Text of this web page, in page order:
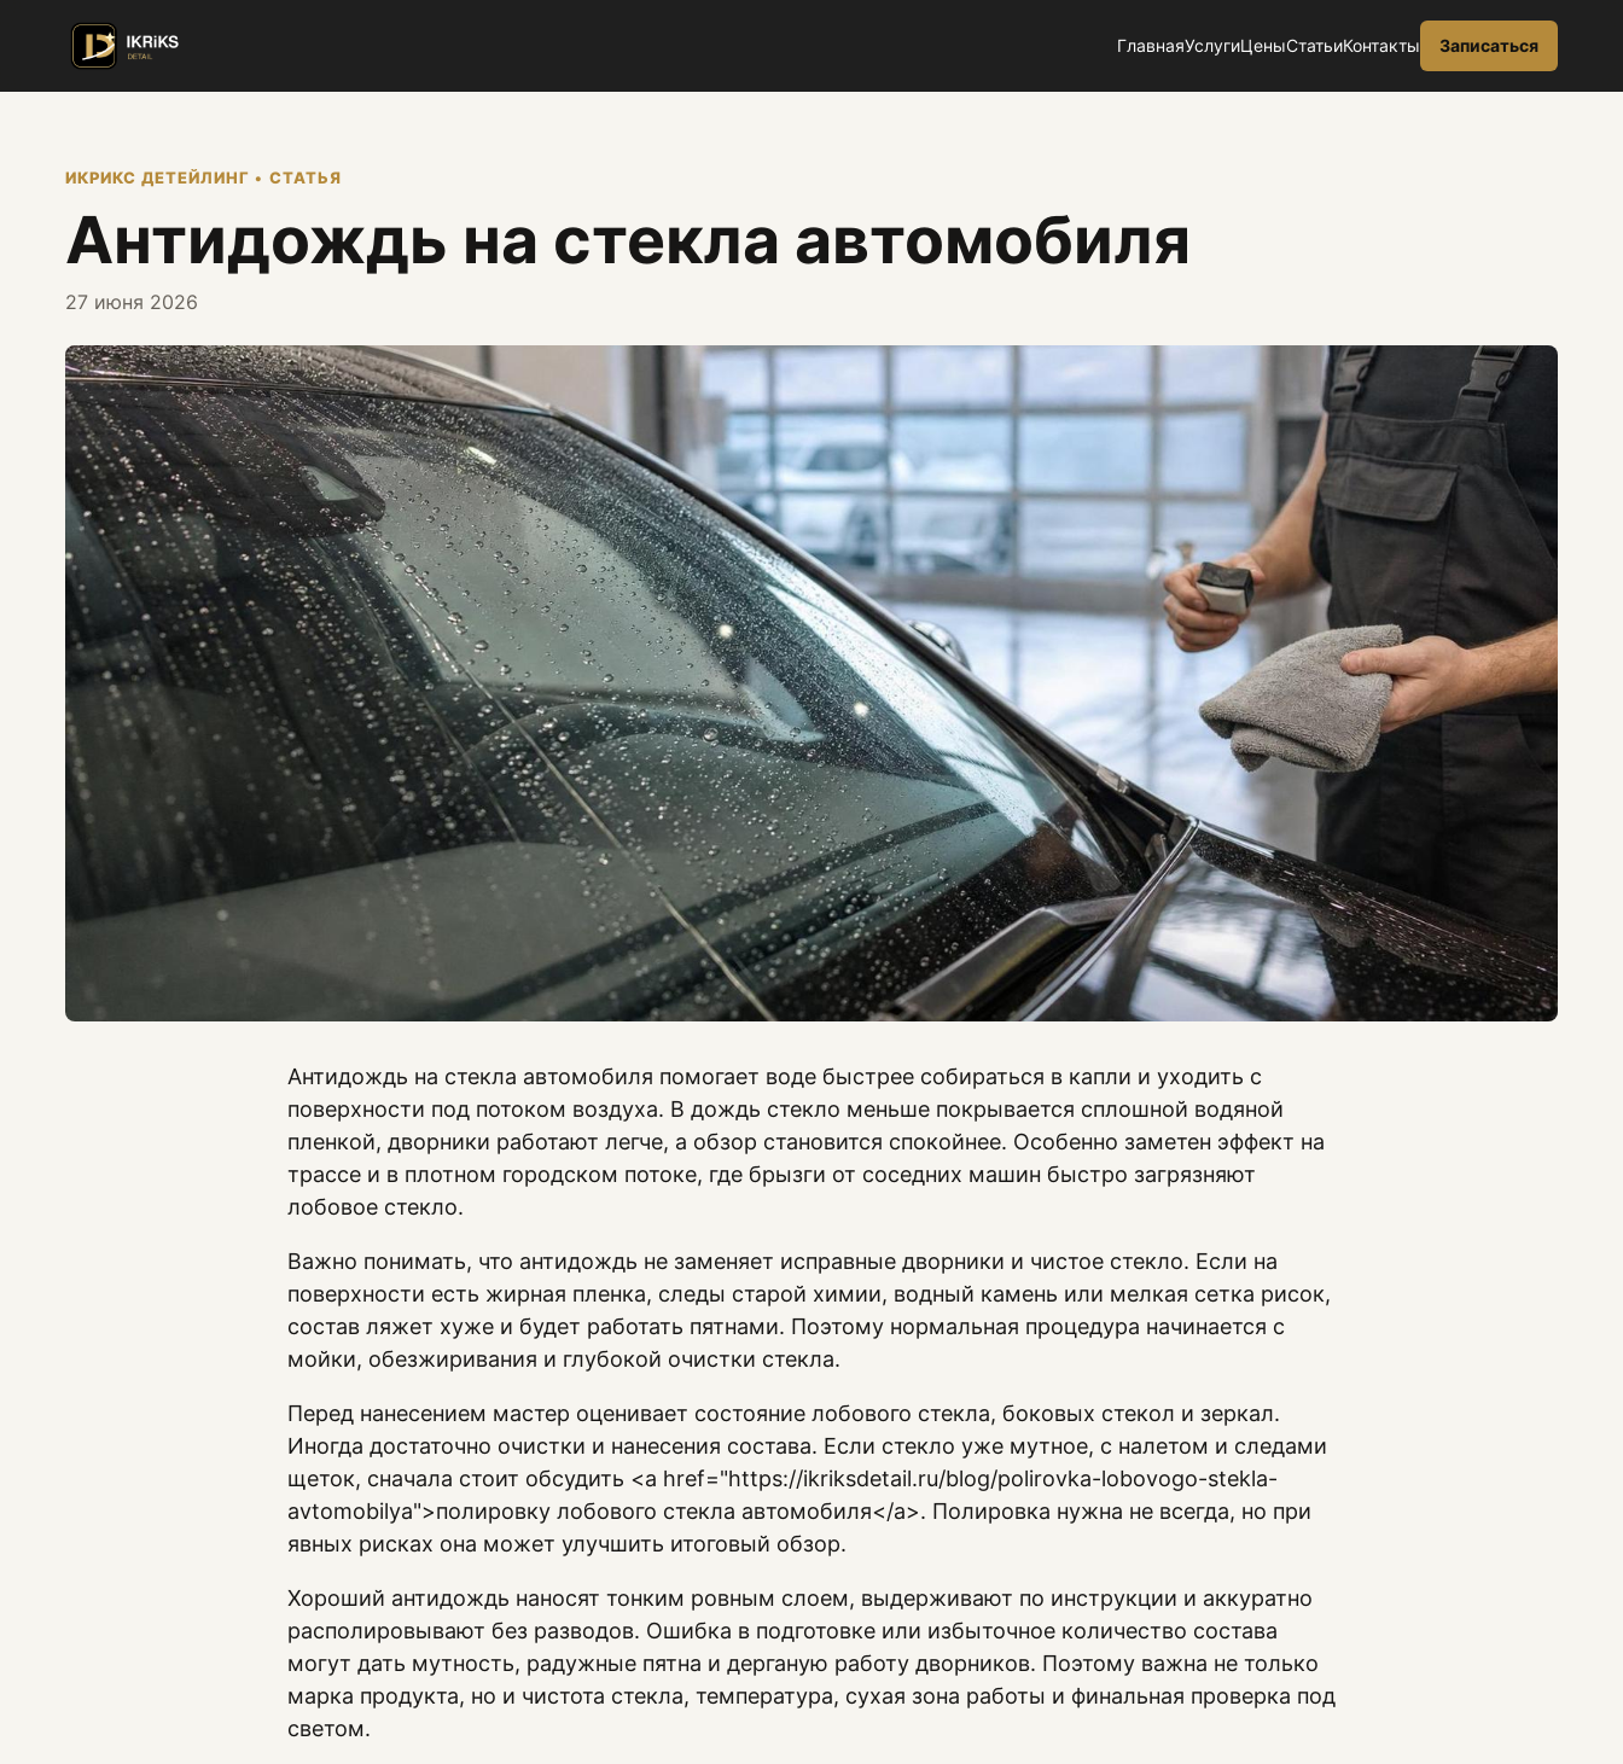
ГлавнаяУслугиЦеныСтатьиКонтакты Записаться
ИКРИКС ДЕТЕЙЛИНГ • СТАТЬЯ
Антидождь на стекла автомобиля
27 июня 2026
Антидождь на стекла автомобиля помогает воде быстрее собираться в капли и уходить с
поверхности под потоком воздуха. В дождь стекло меньше покрывается сплошной водяной
пленкой, дворники работают легче, а обзор становится спокойнее. Особенно заметен эффект на
трассе и в плотном городском потоке, где брызги от соседних машин быстро загрязняют
лобовое стекло.
Важно понимать, что антидождь не заменяет исправные дворники и чистое стекло. Если на
поверхности есть жирная пленка, следы старой химии, водный камень или мелкая сетка рисок,
состав ляжет хуже и будет работать пятнами. Поэтому нормальная процедура начинается с
мойки, обезжиривания и глубокой очистки стекла.
Перед нанесением мастер оценивает состояние лобового стекла, боковых стекол и зеркал.
Иногда достаточно очистки и нанесения состава. Если стекло уже мутное, с налетом и следами
щеток, сначала стоит обсудить <a href="https://ikriksdetail.ru/blog/polirovka-lobovogo-stekla-
avtomobilya">полировку лобового стекла автомобиля</a>. Полировка нужна не всегда, но при
явных рисках она может улучшить итоговый обзор.
Хороший антидождь наносят тонким ровным слоем, выдерживают по инструкции и аккуратно
располировывают без разводов. Ошибка в подготовке или избыточное количество состава
могут дать мутность, радужные пятна и дерганую работу дворников. Поэтому важна не только
марка продукта, но и чистота стекла, температура, сухая зона работы и финальная проверка под
светом.